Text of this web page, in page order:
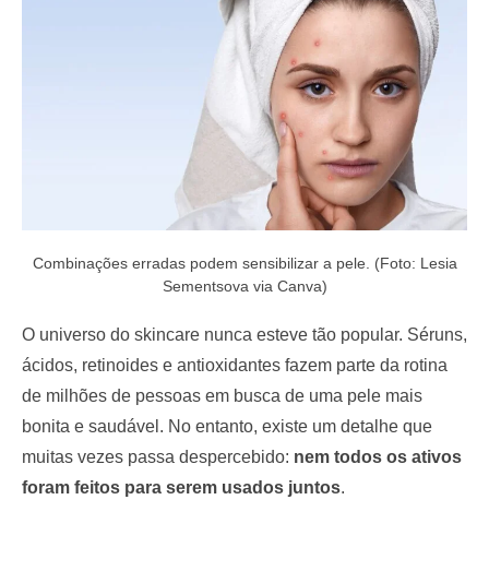
Combinações erradas podem sensibilizar a pele. (Foto: Lesia
Sementsova via Canva)
O universo do skincare nunca esteve tão popular. Séruns,
ácidos, retinoides e antioxidantes fazem parte da rotina
de milhões de pessoas em busca de uma pele mais
bonita e saudável. No entanto, existe um detalhe que
muitas vezes passa despercebido: nem todos os ativos
foram feitos para serem usados juntos.